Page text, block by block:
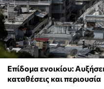
Επίδομα ενοικίου:
καταθέσεις και περιουσία